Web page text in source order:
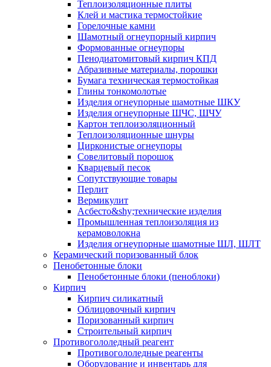
Тепло­изоляционные плиты
Клей и мастика термостойкие
Горелочные камни
Шамотный огнеупорный кирпич
Формованные огнеупоры
Пенодиатомитовый кирпич КПД
Абразивные материалы, порошки
Бумага техническая термостойкая
Глины тонкомолотые
Изделия огнеупорные шамотные ШКУ
Изделия огнеупорные ШЧС, ШЧУ
Картон теплоизоляционный
Теплоизоляционные шнуры
Цирконистые огнеупоры
Совелитовый порошок
Кварцевый песок
Сопутствующие товары
Перлит
Вермикулит
Асбесто&shy;технические изделия
Промышленная теплоизоляция из
керамоволокна
Изделия огнеупорные шамотные ШЛ, ШЛТ
Керамический поризованный блок
Пенобетонные блоки
Пенобетонные блоки (пеноблоки)
Кирпич
Кирпич силикатный
Облицовочный кирпич
Поризованный кирпич
Строительный кирпич
Противогололедный реагент
Противогололедные реагенты
Оборудование и инвентарь для